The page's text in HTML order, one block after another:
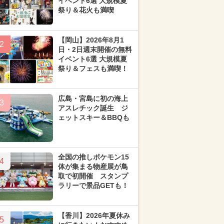
祭り＆花火も満喫
2
【岡山】2026年8月1
日・2日週末開催の無料
イベント6選 大規模夏
祭り＆フェスも満喫！
3
広島・宮島に初の海上
アスレチック誕生 ジ
ェットスキー＆BBQも
4
全国の推しポケモン15
体が集まる物産展が鳥
取で初開催 スタンプ
ラリーで景品GETも！
5
【香川】2026年夏休み